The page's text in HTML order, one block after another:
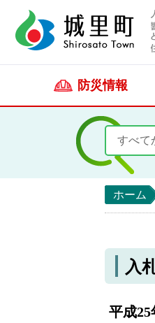
防災情報
ホーム
入
平成25